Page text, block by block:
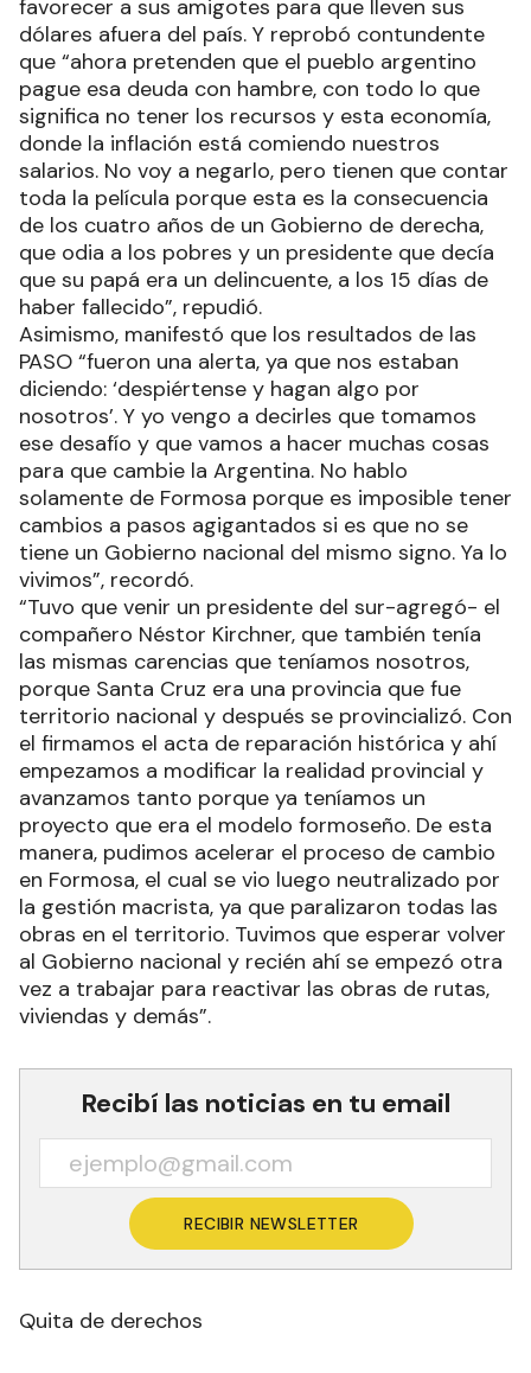
favorecer a sus amigotes para que lleven sus
dólares afuera del país. Y reprobó contundente
que “ahora pretenden que el pueblo argentino
pague esa deuda con hambre, con todo lo que
significa no tener los recursos y esta economía,
donde la inflación está comiendo nuestros
salarios. No voy a negarlo, pero tienen que contar
toda la película porque esta es la consecuencia
de los cuatro años de un Gobierno de derecha,
que odia a los pobres y un presidente que decía
que su papá era un delincuente, a los 15 días de
haber fallecido”, repudió.
Asimismo, manifestó que los resultados de las
PASO “fueron una alerta, ya que nos estaban
diciendo: ‘despiértense y hagan algo por
nosotros’. Y yo vengo a decirles que tomamos
ese desafío y que vamos a hacer muchas cosas
para que cambie la Argentina. No hablo
solamente de Formosa porque es imposible tener
cambios a pasos agigantados si es que no se
tiene un Gobierno nacional del mismo signo. Ya lo
vivimos”, recordó.
“Tuvo que venir un presidente del sur-agregó- el
compañero Néstor Kirchner, que también tenía
las mismas carencias que teníamos nosotros,
porque Santa Cruz era una provincia que fue
territorio nacional y después se provincializó. Con
el firmamos el acta de reparación histórica y ahí
empezamos a modificar la realidad provincial y
avanzamos tanto porque ya teníamos un
proyecto que era el modelo formoseño. De esta
manera, pudimos acelerar el proceso de cambio
en Formosa, el cual se vio luego neutralizado por
la gestión macrista, ya que paralizaron todas las
obras en el territorio. Tuvimos que esperar volver
al Gobierno nacional y recién ahí se empezó otra
vez a trabajar para reactivar las obras de rutas,
viviendas y demás”.
Recibí las noticias en tu email
RECIBIR NEWSLETTER
Quita de derechos